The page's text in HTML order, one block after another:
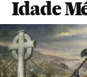
Idade